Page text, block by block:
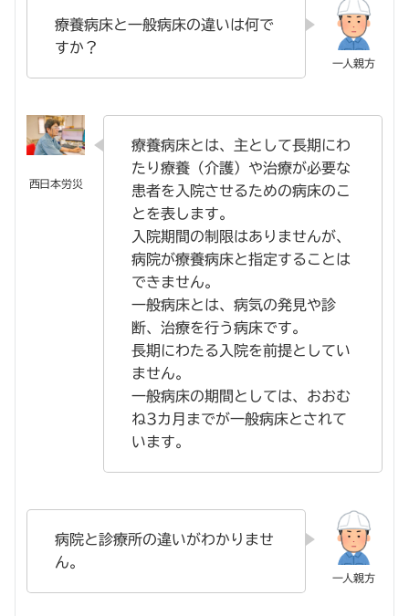
療養病床と一般病床の違いは何で
すか？
療養病床とは、主として長期にわ
たり療養（介護）や治療が必要な
患者を入院させるための病床のこ
とを表します。
入院期間の制限はありませんが、
病院が療養病床と指定することは
できません。
一般病床とは、病気の発見や診
断、治療を行う病床です。
長期にわたる入院を前提としてい
ません。
一般病床の期間としては、おおむ
ね3カ月までが一般病床とされて
います。
病院と診療所の違いがわかりませ
ん。